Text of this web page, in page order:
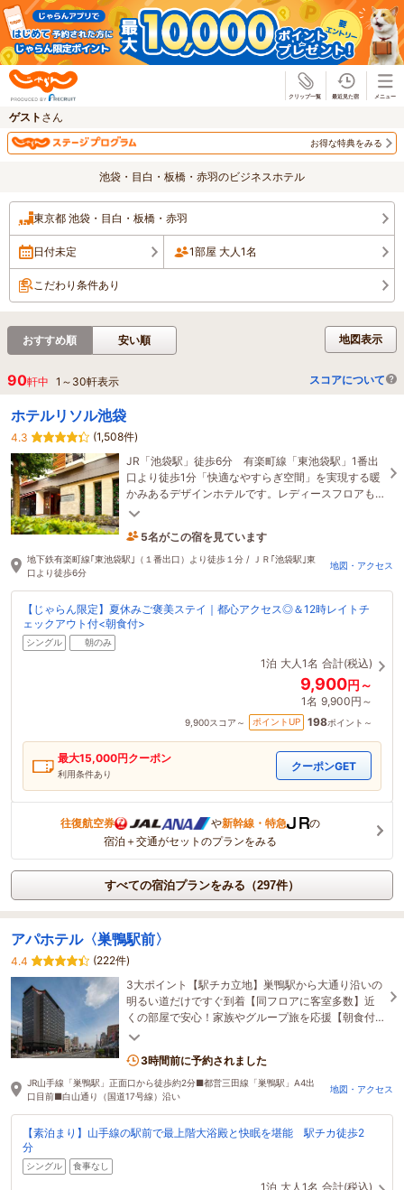
ゲスト さん
お得な特典をみる
池袋・目白・板橋・赤羽のビジネスホテル
東京都 池袋・目白・板橋・赤羽
日付未定 1部屋 大人1名
こだわり条件あり
地図表示
おすすめ順 安い順
90軒中 1 ～ 30軒表示 スコアについて
ホテルリソル池袋
4.3
(1,508件)
JR「池袋駅」徒歩6分 有楽町線「東池袋駅」1番出
口より徒歩1分「快適なやすらぎ空間」を実現する暖
かみあるデザインホテルです。レディースフロアも
あるので、女性のお客様も安心してご宿泊頂けます♪
5名がこの宿を見ています
41分前に予約されました
地下鉄有楽町線｢東池袋駅｣（１番出口）より徒歩１分 / ＪＲ｢池袋駅｣東
口より徒歩6分
地図・アクセス
【じゃらん限定】夏休みご褒美ステイ｜都心アクセス◎＆12時レイトチ
ェックアウト付<朝食付>
シングル 朝のみ
1泊 大人1名 合計(税込)
9,900円～
1名 9,900円～
9,900スコア～ ポイントUP 198ポイント～
最大15,000円クーポン
利用条件あり
クーポンGET
往復航空券 や新幹線・特急
の
宿泊＋交通がセットのプランをみる
すべての宿泊プランをみる（297件）
アパホテル〈巣鴨駅前〉
4.4
(222件)
3大ポイント【駅チカ立地】巣鴨駅から大通り沿いの
明るい道だけですぐ到着【同フロアに客室多数】近
くの部屋で安心！家族やグループ旅を応援【朝食付
プランなら】3種の名物と60種の和洋ビュッフェで
3時間前に予約されました
JR山手線「巣鴨駅」正面口から徒歩約2分■都営三田線「巣鴨駅」A4出
口目前■白山通り（国道17号線）沿い
地図・アクセス
【素泊まり】山手線の駅前で最上階大浴殿と快眠を堪能 駅チカ徒歩2
分
シングル 食事なし
1泊 大人1名 合計(税込)